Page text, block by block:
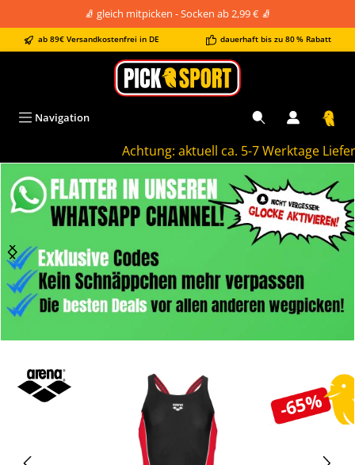
🧦 gleich mitpicken - Socken ab 2,99 € 🧦
ab 89€ Versandkostenfrei in DE dauerhaft bis zu 80 % Rabatt
Achtung: aktuell ca. 5-7 Werktage
Navigation
-65%
Bildergalerie überspringen